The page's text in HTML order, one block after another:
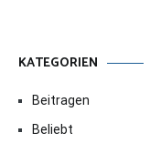
KATEGORIEN
Beitragen
Beliebt